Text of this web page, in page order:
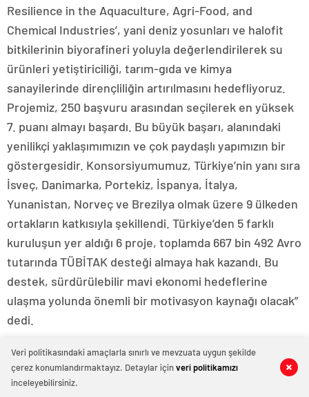
0 0
0 0
0 0
0 0
0 0
Resilience in the Aquaculture, Agri-Food, and
Chemical Industries’, yani deniz yosunları ve halofit
bitkilerinin biyorafineri yoluyla değerlendirilerek su
ürünleri yetiştiriciliği, tarım-gıda ve kimya
sanayilerinde dirençliliğin artırılmasını hedefliyoruz.
Projemiz, 250 başvuru arasından seçilerek en yüksek
7. puanı almayı başardı. Bu büyük başarı, alanındaki
yenilikçi yaklaşımımızın ve çok paydaşlı yapımızın bir
göstergesidir. Konsorsiyumumuz, Türkiye’nin yanı sıra
İsveç, Danimarka, Portekiz, İspanya, İtalya,
Yunanistan, Norveç ve Brezilya olmak üzere 9 ülkeden
ortakların katkısıyla şekillendi. Türkiye’den 5 farklı
kuruluşun yer aldığı 6 proje, toplamda 667 bin 492 Avro
tutarında TÜBİTAK desteği almaya hak kazandı. Bu
destek, sürdürülebilir mavi ekonomi hedeflerine
ulaşma yolunda önemli bir motivasyon kaynağı olacak”
dedi.
Projenin hedefleri hakkında açıklamalarda bulunan
Doç. Dr. Gamze Turan, “Projemizin temel hedefleri,
0 0
Veri politikasındaki amaçlarla sınırlı ve mevzuata uygun şekilde
çerez konumlandırmaktayız. Detaylar içinveri politikamızı
inceleyebilirsiniz.